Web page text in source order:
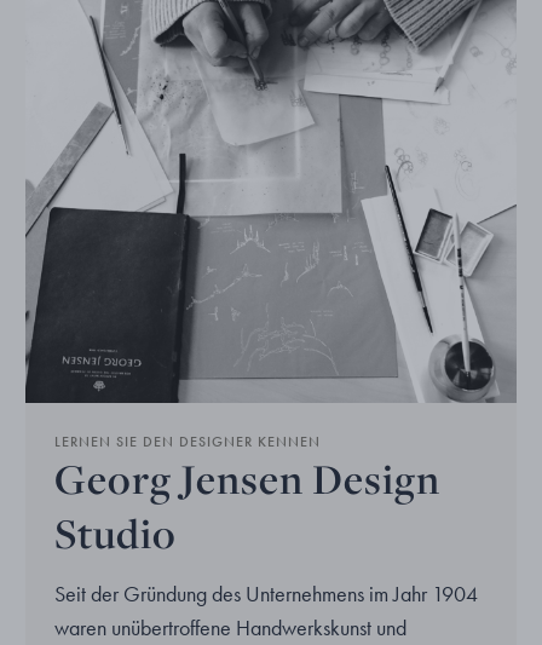
LERNEN SIE DEN DESIGNER KENNEN
Georg Jensen Design
Studio
Seit der Gründung des Unternehmens im Jahr 1904
waren unübertroffene Handwerkskunst und